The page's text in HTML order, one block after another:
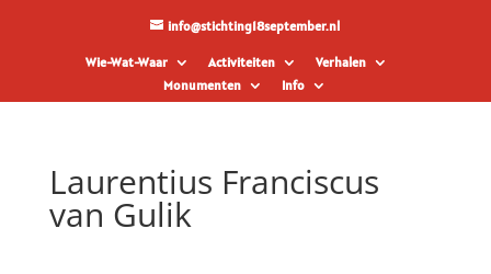
info@stichting18september.nl
Wie-Wat-Waar Activiteiten
Verhalen
Monumenten
Info
Laurentius Franciscus
van Gulik